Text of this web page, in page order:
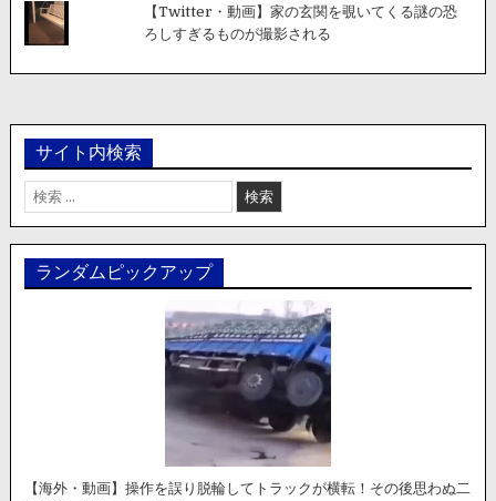
【Twitter・動画】家の玄関を覗いてくる謎の恐
ろしすぎるものが撮影される
サイト内検索
検
索:
ランダムピックアップ
【海外・動画】操作を誤り脱輪してトラックが横転！その後思わぬ二